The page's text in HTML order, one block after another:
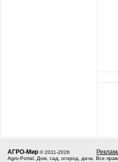
АГРО-Мир © 2011-2026
Agro-Portal. Дом, сад, огород, дача. Все